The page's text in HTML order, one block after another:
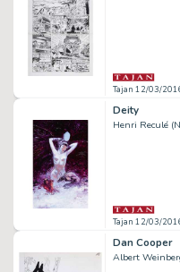
Tajan 12/03/
Deity
Henri Reculé
Tajan 12/03/
Dan Cooper
Albert